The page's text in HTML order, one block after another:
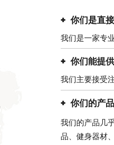
你们是直
我们是一家专
你们能提
我们主要接受
你们的产
我们的产品几
品、健身器材